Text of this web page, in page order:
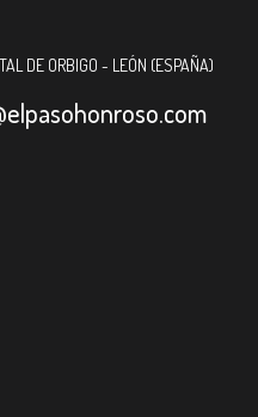
DE ORBIGO - LEÓN (ESPAÑA)